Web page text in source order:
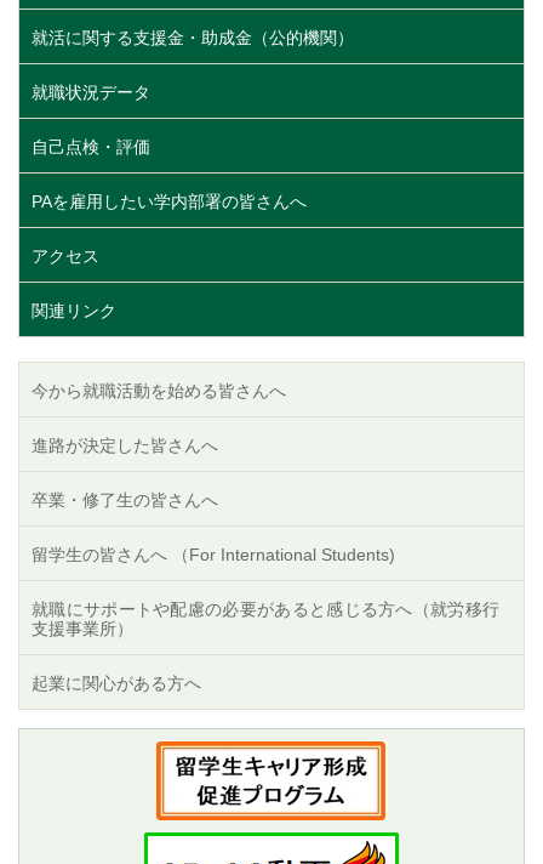
就活に関する支援金・助成金（公的機関）
就職状況データ
自己点検・評価
PAを雇用したい学内部署の皆さんへ
アクセス
関連リンク
今から就職活動を始める皆さんへ
進路が決定した皆さんへ
卒業・修了生の皆さんへ
留学生の皆さんへ （For International Students)
就職にサポートや配慮の必要があると感じる方へ（就労移行
支援事業所）
起業に関心がある方へ